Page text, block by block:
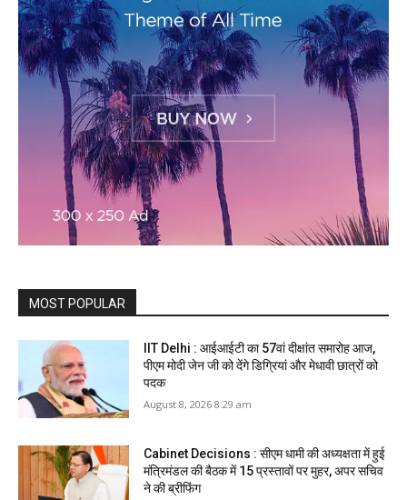
MOST POPULAR
IIT Delhi : आईआईटी का 57वां दीक्षांत समारोह आज,
पीएम मोदी जेन जी को देंगे डिग्रियां और मेधावी छात्रों को
पदक
August 8, 2026 8:29 am
Cabinet Decisions : सीएम धामी की अध्यक्षता में हुई
मंत्रिमंडल की बैठक में 15 प्रस्तावों पर मुहर, अपर सचिव
ने की ब्रीफिंग